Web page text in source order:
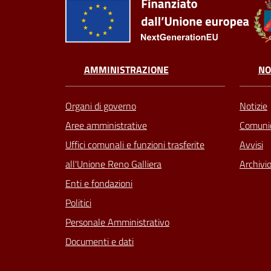
AMMINISTRAZIONE
Organi di governo
Aree amministrative
Uffici comunali e funzioni trasferite
all'Unione Reno Galliera
Enti e fondazioni
Politici
Personale Amministrativo
Documenti e dati
Notizie
Avvisi